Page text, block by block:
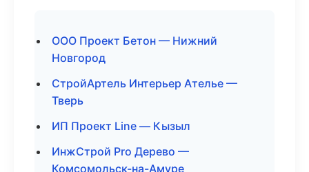
ООО Проект Бетон — Нижний
Новгород
СтройАртель Интерьер Ателье —
Тверь
ИП Проект Line — Кызыл
ИнжСтрой Pro Дерево —
Комсомольск-на-Амуре